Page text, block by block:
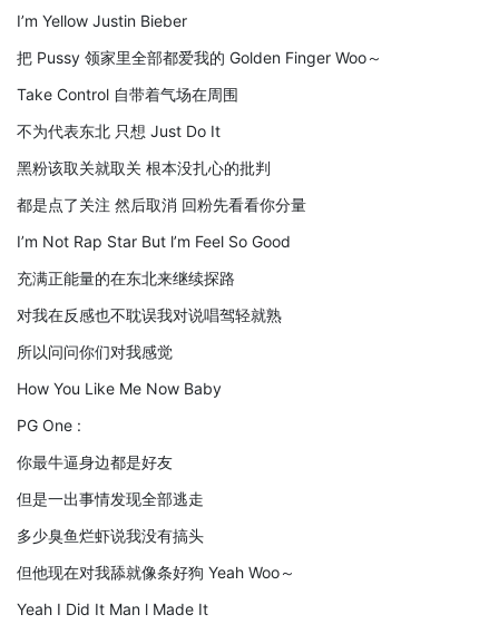
I’m Yellow Justin Bieber
把 Pussy 领家里全部都爱我的 Golden Finger Woo～
Take Control 自带着气场在周围
不为代表东北 只想 Just Do It
黑粉该取关就取关 根本没扎心的批判
都是点了关注 然后取消 回粉先看看你分量
I’m Not Rap Star But l’m Feel So Good
充满正能量的在东北来继续探路
对我在反感也不耽误我对说唱驾轻就熟
所以问问你们对我感觉
How You Like Me Now Baby
PG One :
你最牛逼身边都是好友
但是一出事情发现全部逃走
多少臭鱼烂虾说我没有搞头
但他现在对我舔就像条好狗 Yeah Woo～
Yeah I Did It Man l Made It